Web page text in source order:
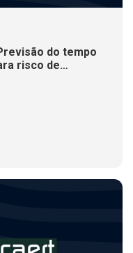
do tempo
risco de